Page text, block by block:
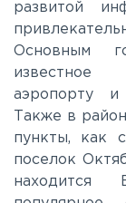
Минское
развитой
Основным
известное
аэропорту
Также в
пункты, как
поселок
находится